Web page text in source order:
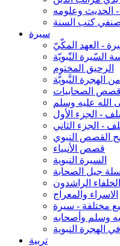
الحديث وعلومه
كتب السنة
سيرة
- العهد المكّيّ
السّيرة النّبويّة
الرحيق المختوم
الهجرة النَّبويَّة
الصحابيات
الله عليه وسلم
- الجزء الأول
- الجزء الثاني
القصص النبوي
قصص الأنبياء
السيرة النبوية
جيل الصحابة
الخلفاء الراشدون
الاسراء والمعراج
مختلفة - سيرة
وسلم وأصحابه
الهجرة النبوية
تربية